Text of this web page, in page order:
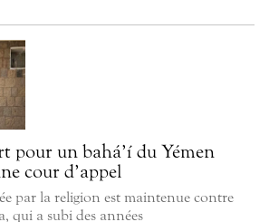
pour un bahá’í du Yémen
cour d’appel
par la religion est maintenue contre
qui a subi des années